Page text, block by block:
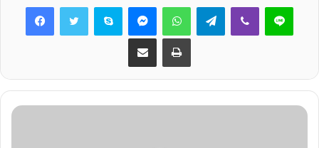
Skype MessengerWhatsAppTelegramViber Line
Share via Email Print